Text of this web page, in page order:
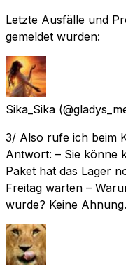
Letzte Ausfälle und
gemeldet wurden:
Sika_Sika
3/ Also rufe ich beim
Antwort: – Sie könne
Paket hat das Lager
Freitag warten –
wurde? Keine